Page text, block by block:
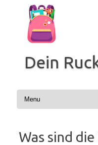
springen
Dein
Was sind